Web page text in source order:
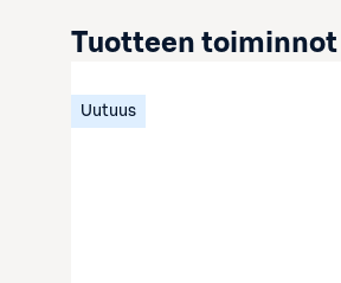
Uutuus
Tuotteen toiminnot